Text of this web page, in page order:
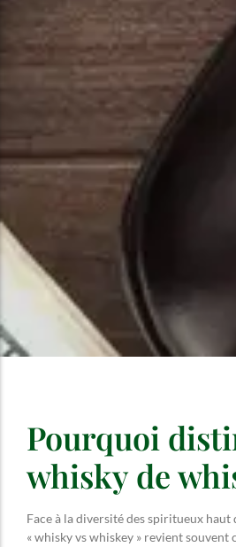
Pourquoi
whisky de
Face à la diversité des spiritueux haut
« whisky vs whiskey » revient souvent